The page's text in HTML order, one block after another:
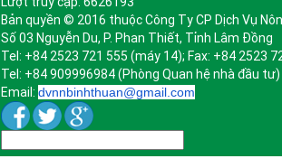
Bản quyền © 2016 thuộc Công Ty CP Dịch Vụ
Số 03 Nguyễn Du, P. Phan Thiết, Tỉnh Lâm Đồng
Tel: +84 2523 721 555 (máy 14); Fax: +84 2523
Tel: +84 909996984 (Phòng Quan hệ nhà đầu tư)
Email: dvnnbinhthuan@gmail.com